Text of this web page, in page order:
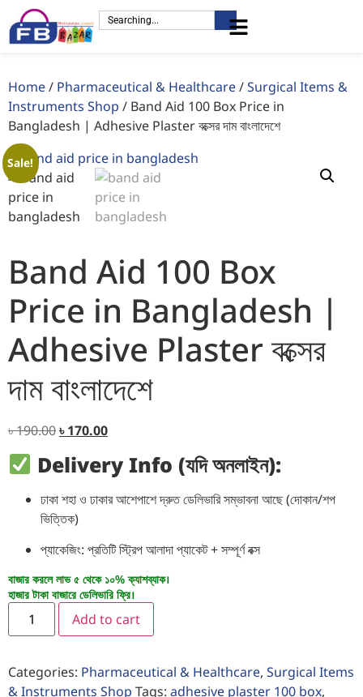
Home/ Pharmaceutical & Healthcare/Surgical Items &
Instruments Shop / Band Aid 100 Box Price in
Bangladesh | Adhesive Plaster বক্সের দাম বাংলাদেশে
Sale!
Band Aid 100 Box
Price in Bangladesh |
Adhesive Plaster বক্সের
দাম বাংলাদেশে
৳190.00৳170.00
Delivery Info (যদি অনলাইন):
ঢাকা শহা ও ঢাকার আশেপাশে দ্রুত ডেলিভারি সম্ভাবনা আছে (দোকান/শপ
ভিত্তিক)
প্যাকেজিং: প্রতিটি স্ট্রিপ আলাদা প্যাকেট + সম্পূর্ণ বক্স
বাজার করলে লাভ ৫ থেকে ১০% ক্যাশব্যাক।
হাজার টাকা বাজারে ডেলিভারি ফ্রি।
Add to cart
Categories: Pharmaceutical & Healthcare, Surgical Items
& Instruments Shop Tags: adhesive plaster 100 box,